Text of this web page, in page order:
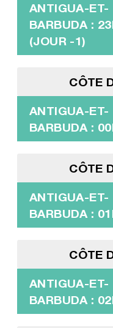
ANTIGUA-ET-
BARBUDA :
(JOUR -1)
CÔTE
ANTIGUA-ET-
BARBUDA :
CÔTE
ANTIGUA-ET-
BARBUDA :
CÔTE
ANTIGUA-ET-
BARBUDA :